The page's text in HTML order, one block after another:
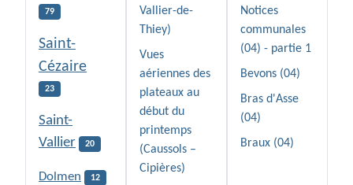
79
Saint-
Cézaire
23
Saint-
Vallier
20
Dolmen 12
Vallier-de-
Thiey)
Vues
aériennes des
plateaux au
début du
printemps
(Caussols –
Cipières)
Notices
communales
(04) - partie 1
Bevons (04)
Bras d'Asse
(04)
Braux (04)